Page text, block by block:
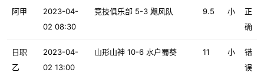
阿甲
2023-04-
02 08:30
竞技俱乐部 5-3 飓风队 9.5 小
正
确
日职
乙
2023-04-
02 13:00
山形山神 10-6 水户蜀葵 11 小
错
误